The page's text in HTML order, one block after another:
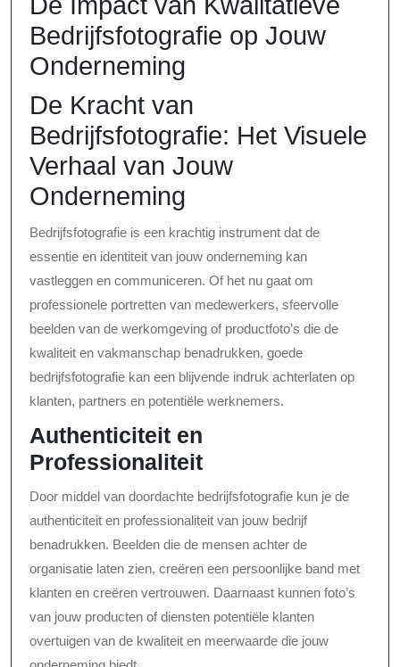
Bedrijfsfotografie op Jouw
Onderneming
De Kracht van
Bedrijfsfotografie: Het Visuele
Verhaal van Jouw
Onderneming
Bedrijfsfotografie is een krachtig instrument dat de
essentie en identiteit van jouw onderneming kan
vastleggen en communiceren. Of het nu gaat om
professionele portretten van medewerkers, sfeervolle
beelden van de werkomgeving of productfoto’s die de
kwaliteit en vakmanschap benadrukken, goede
bedrijfsfotografie kan een blijvende indruk achterlaten op
klanten, partners en potentiële werknemers.
Authenticiteit en
Professionaliteit
Door middel van doordachte bedrijfsfotografie kun je de
authenticiteit en professionaliteit van jouw bedrijf
benadrukken. Beelden die de mensen achter de
organisatie laten zien, creëren een persoonlijke band met
klanten en creëren vertrouwen. Daarnaast kunnen foto’s
van jouw producten of diensten potentiële klanten
overtuigen van de kwaliteit en meerwaarde die jouw